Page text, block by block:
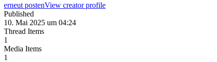
erneut postenView creator profile
Published
10. Mai 2025 um 04:24
Thread Items
1
Media Items
1